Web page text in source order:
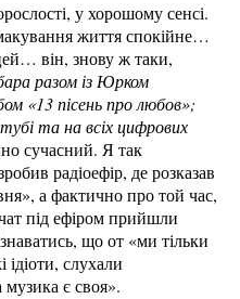
у хорошому сенсі.
життя спокійне…
він, знову ж таки,
разом із Юрком
«13 пісень про любов»;
та на всіх цифрових
сучасний. Я так
радіоефір, де розказав
а фактично про той час,
під ефіром прийшли
що от «ми тільки
слухали
музика є своя».